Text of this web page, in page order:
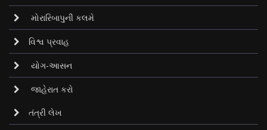
મોરારિબાપુની કલમે
વિશ્વ પ્રવાહ
યોગ-આસન
જાહેરાત કરો
તંત્રી લેખ